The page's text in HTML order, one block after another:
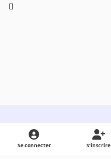
Light ModeDark ModeSystem Preference
Se connecter S’inscrire